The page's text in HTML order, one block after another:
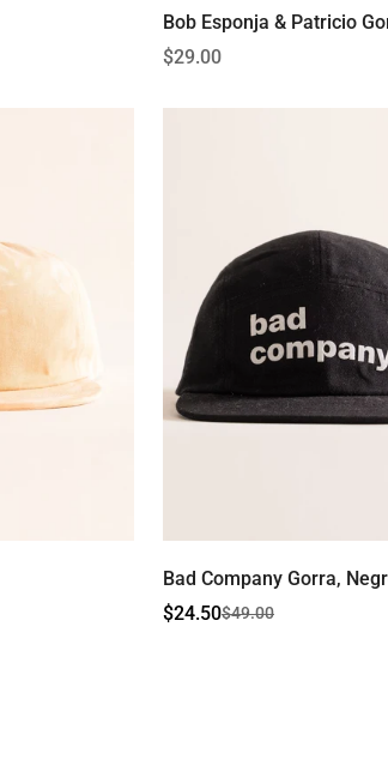
Bob Esponja & Patricio
Precio
$29.00
Bad Company Gorra,
Precio
$24.50
Precio$49.00